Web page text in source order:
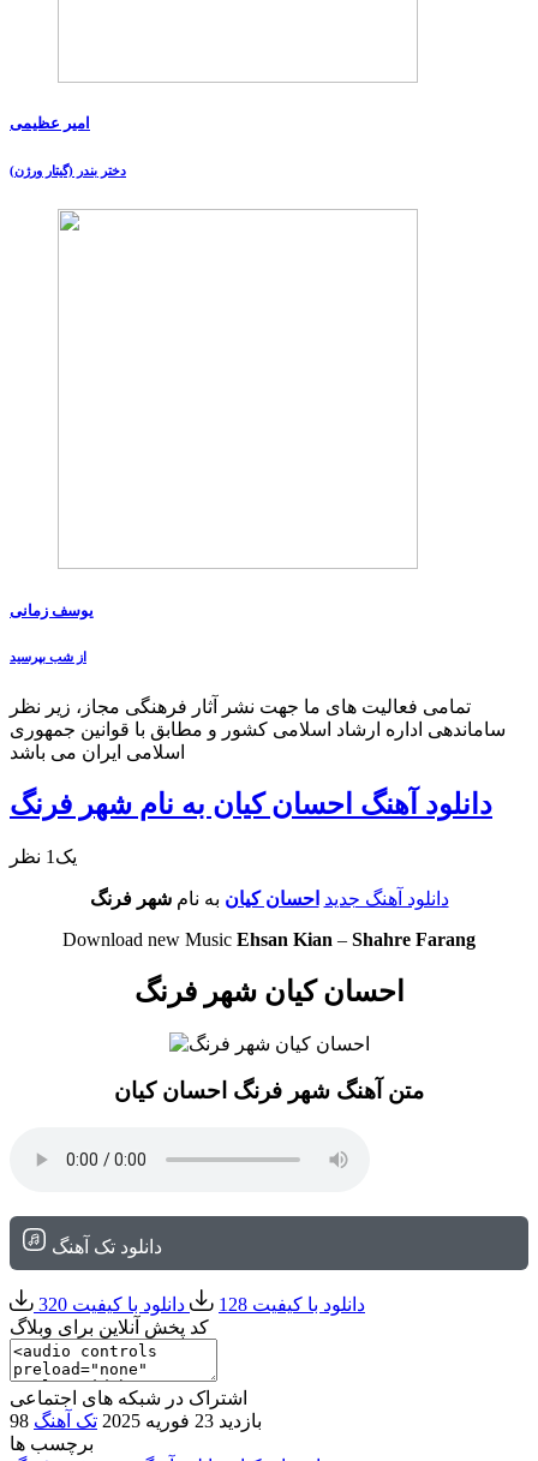
امیر عظیمی
دختر بندر (گیتار ورژن)
یوسف زمانی
از شب بپرسید
تمامی فعالیت های ما جهت نشر آثار فرهنگی مجاز، زیر نظر
ساماندهی اداره ارشاد اسلامی کشور و مطابق با قوانین جمهوری
اسلامی ایران می باشد
دانلود آهنگ احسان کیان به نام شهر فرنگ
یک1 نظر
دانلود آهنگ جدید احسان کیان به نامشهر فرنگ
Download new Music Ehsan Kian – Shahre Farang
احسان کیان شهر فرنگ
متن آهنگ شهر فرنگ احسان کیان
دانلود تک آهنگ
دانلود با کیفیت 128
دانلود با کیفیت 320
کد پخش آنلاین برای وبلاگ
اشتراک در شبکه های اجتماعی
98 بازدید 23 فوریه 2025
تک آهنگ
برچسب ها